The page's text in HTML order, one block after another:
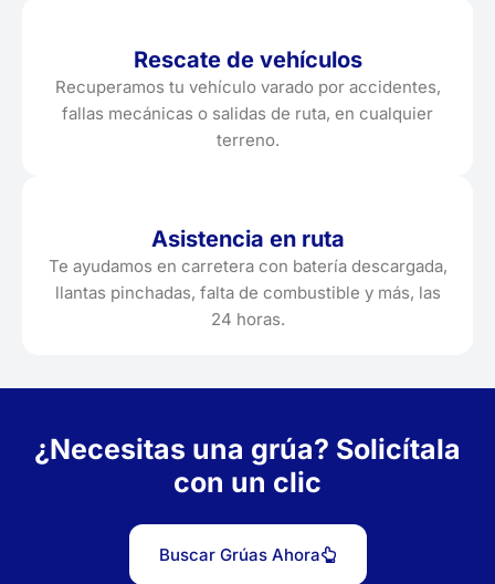
Rescate de vehículos
Recuperamos tu vehículo varado por accidentes,
fallas mecánicas o salidas de ruta, en cualquier
terreno.
Asistencia en ruta
Te ayudamos en carretera con batería descargada,
llantas pinchadas, falta de combustible y más, las
24 horas.
¿Necesitas una grúa? Solicítala
con un clic
Buscar Grúas Ahora